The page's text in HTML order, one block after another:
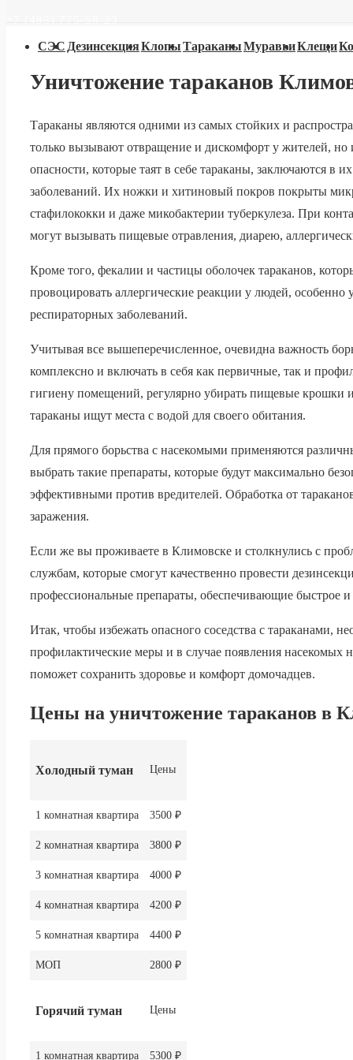
навигация
СЭС ДезинсекцияКлопыТараканыМуравьиКлещи
Уничтожение тараканов
Тараканы являются одними из самых стойких и
только вызывают отвращение и дискомфорт у жителей, но
опасности, которые таят в себе тараканы, заключаются в
заболеваний. Их ножки и хитиновый покров покрыты
стафилококки и даже микобактерии туберкулеза. При
могут вызывать пищевые отравления, диарею,
Кроме того, фекалии и частицы оболочек тараканов,
провоцировать аллергические реакции у людей,
респираторных заболеваний.
Учитывая все вышеперечисленное, очевидна важность
комплексно и включать в себя как первичные, так и
гигиену помещений, регулярно убирать пищевые крошки
тараканы ищут места с водой для своего обитания.
Для прямого борьства с насекомыми применяются
выбрать такие препараты, которые будут максимально
эффективными против вредителей. Обработка от
заражения.
Если же вы проживаете в Климовске и столкнулись с
службам, которые смогут качественно провести
профессиональные препараты, обеспечивающие быстрое
Итак, чтобы избежать опасного соседства с тараканами,
профилактические меры и в случае появления
поможет сохранить здоровье и комфорт домочадцев.
Цены на уничтожение тараканов в
Холодный туман Цены
1 комнатная квартира 3500 ₽
2 комнатная квартира 3800 ₽
3 комнатная квартира 4000 ₽
4 комнатная квартира 4200 ₽
5 комнатная квартира 4400 ₽
МОП 2800 ₽
Горячий туман Цены
1 комнатная квартира 5300 ₽